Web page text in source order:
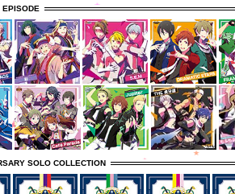
EPISODE
SOLO COLLECTION